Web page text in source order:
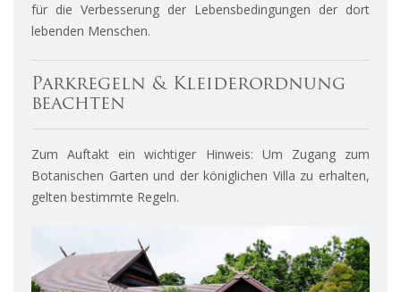
für die Verbesserung der Lebensbedingungen der dort
lebenden Menschen.
Parkregeln & Kleiderordnung
beachten
Zum Auftakt ein wichtiger Hinweis: Um Zugang zum
Botanischen Garten und der königlichen Villa zu erhalten,
gelten bestimmte Regeln.